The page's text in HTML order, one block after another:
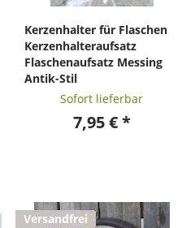
Kerzenhalter für Flaschen
Kerzenhalteraufsatz
Flaschenaufsatz Messing
Antik-Stil
Sofort lieferbar
7,95 € *
Versandfrei